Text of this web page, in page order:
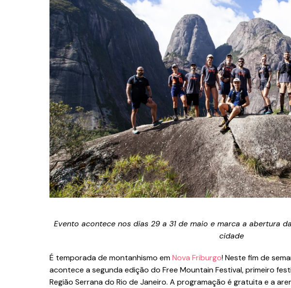
Evento acontece nos dias 29 a 31 de maio e marca a abertura
cidade
É temporada de montanhismo emNova Friburgo! Neste fim de
acontece a segunda edição do Free Mountain Festival, primeiro
Região Serrana do Rio de Janeiro. A programação é gratuita e a